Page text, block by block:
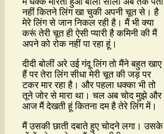
नहीं कितने लिंग खा चुकी अपनी चूत से। है
मेरे लिंग से जान निकल रही है। मैं भी क्या
करूं तेरी चूत ही ऐसी प्यारी है कमिनी की मैं
अपने को रोक नहीं पा रहा हूं।
दीदी बोलीं अरे उई गंदू लिंग तो मैंने बहुत खाए
हैं पर तेरा लिंग सीधा मेरी चूत की जड़ पर
टकर मार रहा है। और पहला धक्का भी तो
तूने जोर से मारा था। चल अब चोद मुझे और
आज मैं देखती हूं कितना दम है तेरे लिंग में।
मैं उसकी छाती दबाते हुए चोदने लगा। उसके